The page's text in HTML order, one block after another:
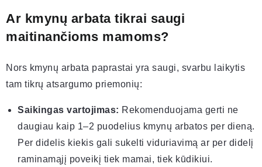
Ar kmynų arbata tikrai saugi
maitinančioms mamoms?
Nors kmynų arbata paprastai yra saugi, svarbu laikytis
tam tikrų atsargumo priemonių:
Saikingas vartojimas: Rekomenduojama gerti ne
daugiau kaip 1–2 puodelius kmynų arbatos per dieną.
Per didelis kiekis gali sukelti viduriavimą ar per didelį
raminamąjį poveikį tiek mamai, tiek kūdikiui.